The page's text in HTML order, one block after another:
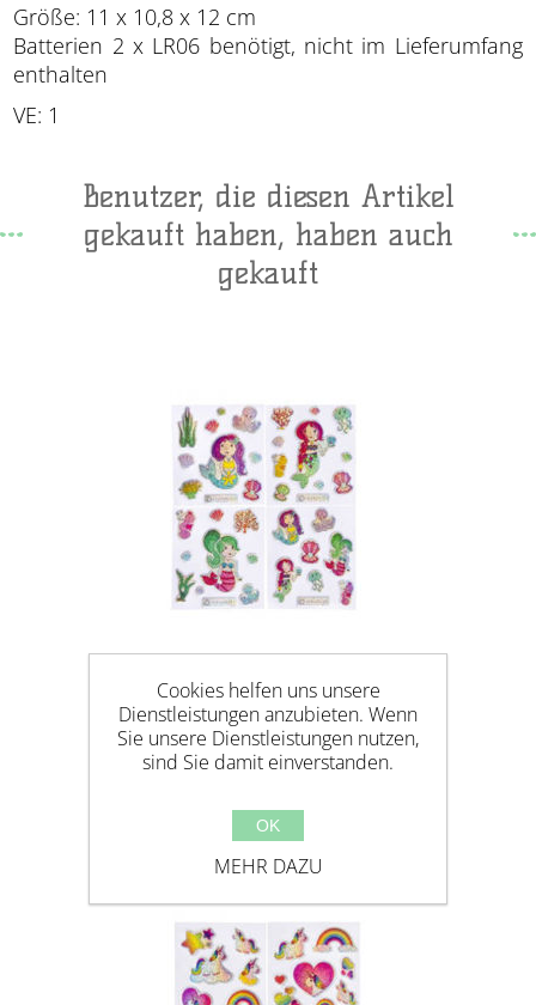
Größe: 11 x 10,8 x 12 cm
Batterien 2 x LR06 benötigt, nicht im Lieferumfang
enthalten
VE: 1
Benutzer, die diesen Artikel
gekauft haben, haben auch
gekauft
STICKERBOGEN MEERJUNGFRAU
Cookies helfen uns unsere
Dienstleistungen anzubieten. Wenn
Sie unsere Dienstleistungen nutzen,
sind Sie damit einverstanden.
OK
MEHR DAZU